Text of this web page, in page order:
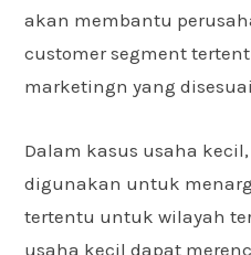
akan membantu
customer segment
marketingn yang
Dalam kasus usaha
digunakan untuk
tertentu untuk wilayah
usaha kecil dapat